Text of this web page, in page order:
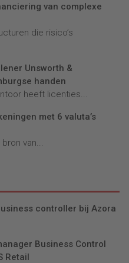
van complexe
die risico’s
Unsworth &
handen
heeft licenties...
met 6 valuta’s
van...
controller bij Azora
Business Control
Retail